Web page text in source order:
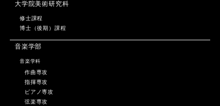
大学院美術研究科
修士課程
博士（後期）課程
音楽学部
音楽学科
作曲専攻
指揮専攻
ピアノ専攻
弦楽専攻